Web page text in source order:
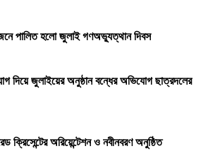
পালিত হলো জুলাই গণঅভ্যুত্থান দিবস
দিয়ে জুলাইয়ের অনুষ্ঠান বন্ধের অভিযোগ ছাত্রদলের
ক্রিসেন্টের অরিয়েন্টেশন ও নবীনবরণ অনুষ্ঠিত